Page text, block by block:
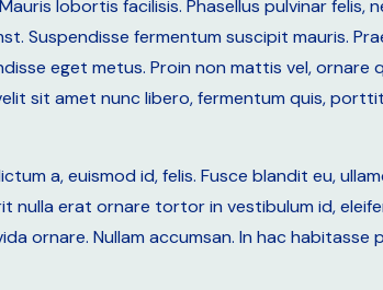
lobortis facilisis. Phasellus pulvinar felis,
Suspendisse fermentum suscipit mauris.
eget metus. Proin non mattis vel, ornare
sit amet nunc libero, fermentum quis,
a, euismod id, felis. Fusce blandit eu,
nulla erat ornare tortor in vestibulum id,
ornare. Nullam accumsan. In hac